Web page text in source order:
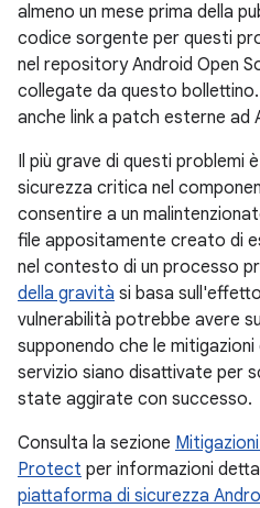
almeno un mese prima della
codice sorgente per questi
nel repository Android Open
collegate da questo
anche link a patch esterne ad
Il più grave di questi problemi
sicurezza critica nel
consentire a un
file appositamente creato di
nel contesto di un processo
della gravità si basa
vulnerabilità potrebbe avere
supponendo che le
servizio siano disattivate per
state aggirate con successo.
Consulta la sezione
Protect per informazioni
piattaforma di sicurezza